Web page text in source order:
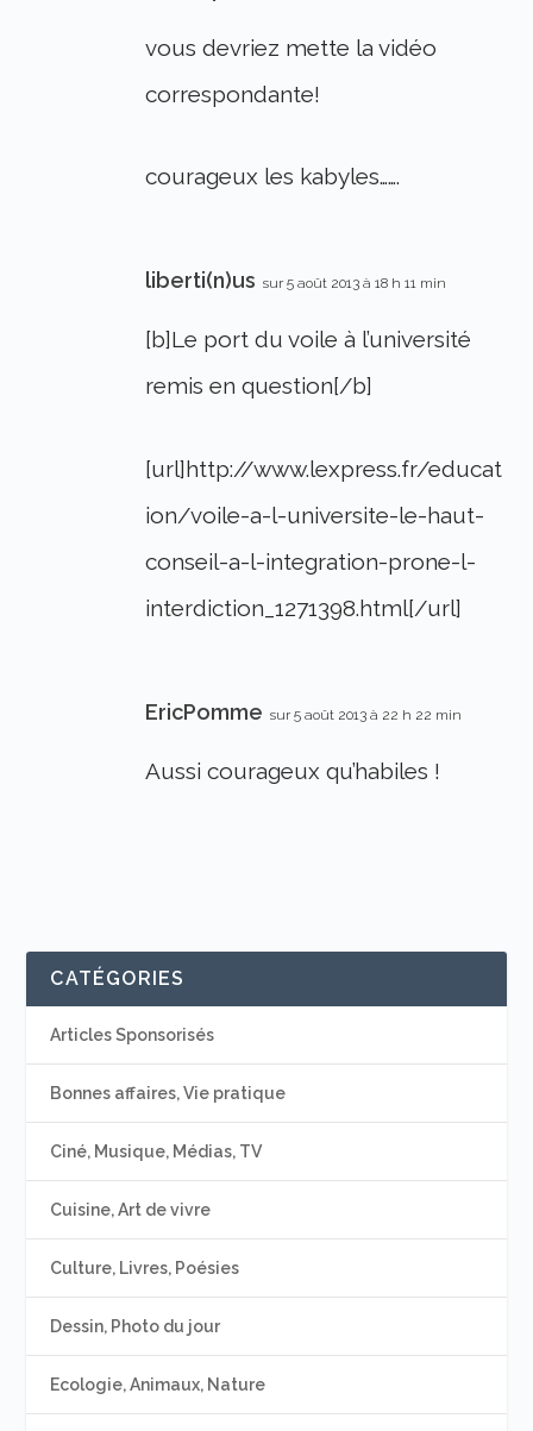
vous devriez mette la vidéo
correspondante!
courageux les kabyles…….
liberti(n)us sur 5 août 2013 à 18 h 11 min
[b]Le port du voile à l’université
remis en question[/b]
[url]http://www.lexpress.fr/educat
ion/voile-a-l-universite-le-haut-
conseil-a-l-integration-prone-l-
interdiction_1271398.html[/url]
EricPomme sur 5 août 2013 à 22 h 22 min
Aussi courageux qu’habiles !
CATÉGORIES
Articles Sponsorisés
Bonnes affaires, Vie pratique
Ciné, Musique, Médias, TV
Cuisine, Art de vivre
Culture, Livres, Poésies
Dessin, Photo du jour
Ecologie, Animaux, Nature